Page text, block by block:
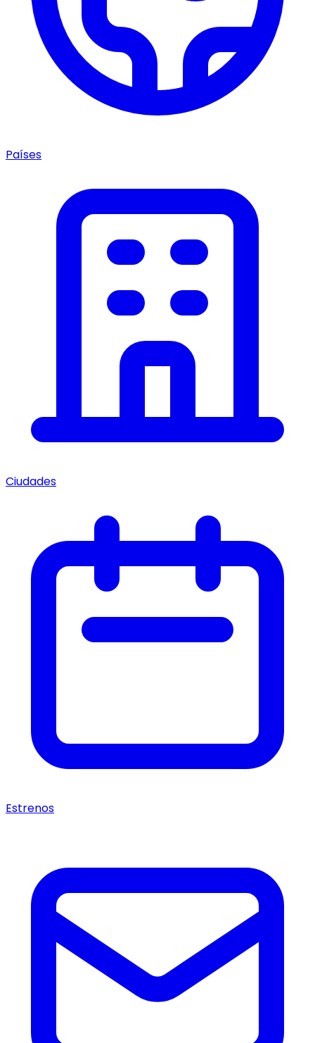
Países
Ciudades
Estrenos